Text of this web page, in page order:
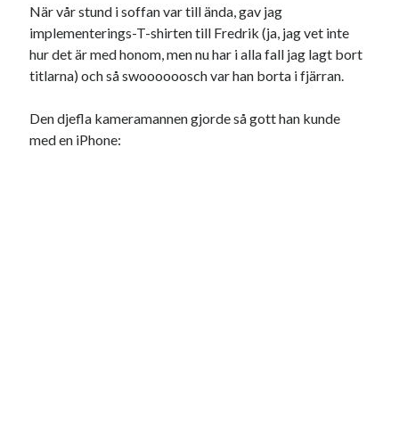
Swish: 070-8885542
När vår stund i soffan var till ända, gav jag
implementerings-T-shirten till Fredrik (ja, jag vet inte
hur det är med honom, men nu har i alla fall jag lagt bort
titlarna) och så swoooooosch var han borta i fjärran.
Den djefla kameramannen gjorde så gott han kunde
med en iPhone: